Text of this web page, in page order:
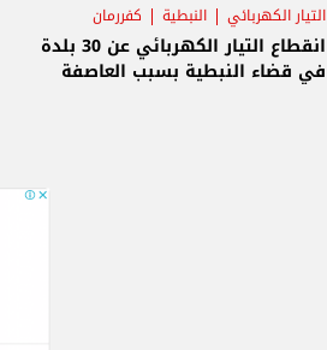
التيار الكهربائي النبطية كفررمان
انقطاع التيار الكهربائي عن 30 بلدة
في قضاء النبطية بسبب العاصفة